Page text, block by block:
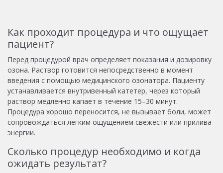
Как проходит процедура и что ощущает
пациент?
Перед процедурой врач определяет показания и дозировку
озона. Раствор готовится непосредственно в момент
введения с помощью медицинского озонатора. Пациенту
устанавливается внутривенный катетер, через который
раствор медленно капает в течение 15–30 минут.
Процедура хорошо переносится, не вызывает боли, может
сопровождаться легким ощущением свежести или прилива
энергии.
Сколько процедур необходимо и когда
ожидать результат?